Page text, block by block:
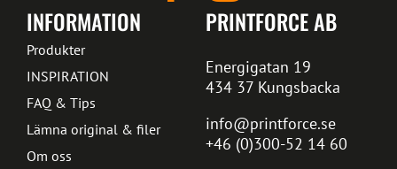
PRINTFORCE AB
Energigatan 19
434 37 Kungsbacka
info@printforce.se
+46 (0)300-52 14 60
INFORMATION
Produkter
INSPIRATION
FAQ & Tips
Lämna original & filer
Om oss